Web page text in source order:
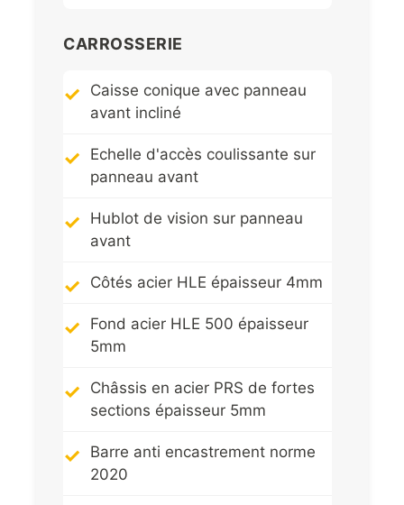
CARROSSERIE
Caisse conique avec panneau
avant incliné
Echelle d'accès coulissante sur
panneau avant
Hublot de vision sur panneau
avant
Côtés acier HLE épaisseur 4mm
Fond acier HLE 500 épaisseur
5mm
Châssis en acier PRS de fortes
sections épaisseur 5mm
Barre anti encastrement norme
2020